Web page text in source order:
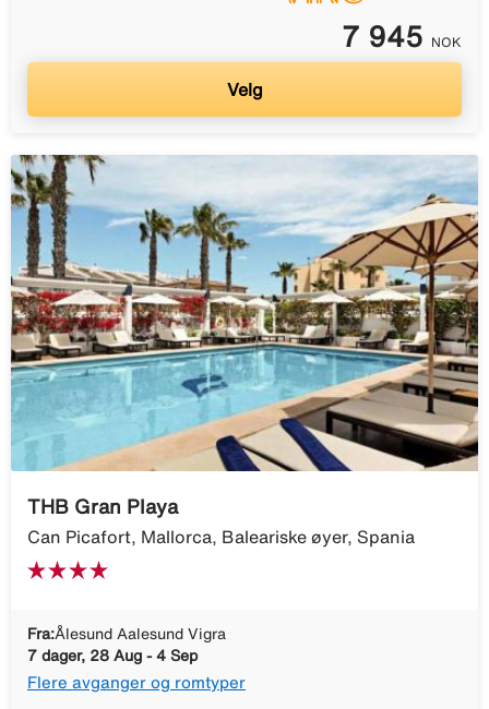
7 945 NOK
Velg
THB Gran Playa
Can Picafort, Mallorca, Baleariske øyer, Spania
Fra:Ålesund Aalesund Vigra
7 dager, 28 Aug - 4 Sep
Flere avganger og romtyper